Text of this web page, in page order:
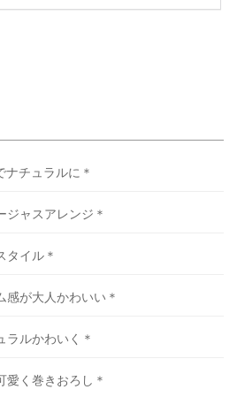
を忘れていませんか!? 同じヘアスタイ
ナチュラルに＊
ジャスアレンジ＊
タイル＊
感が大人かわいい＊
ラルかわいく＊
愛く巻きおろし＊